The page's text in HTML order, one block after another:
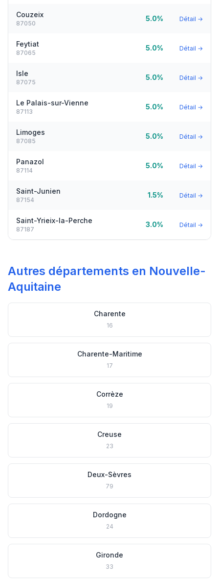
Couzeix
87050
5.0% Détail →
Feytiat
87065
5.0% Détail →
Isle
87075
5.0% Détail →
Le Palais-sur-Vienne
87113
5.0% Détail →
Limoges
87085
5.0% Détail →
Panazol
87114
5.0% Détail →
Saint-Junien
87154
1.5% Détail →
Saint-Yrieix-la-Perche
87187
3.0% Détail →
Autres départements en Nouvelle-
Aquitaine
Charente
16
Charente-Maritime
17
Corrèze
19
Creuse
23
Deux-Sèvres
79
Dordogne
24
Gironde
33